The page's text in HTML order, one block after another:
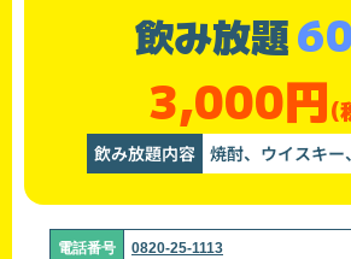
飲み放題
3,000円(
飲み放題内容 焼酎、ウイスキ
電話番号 0820-25-1113